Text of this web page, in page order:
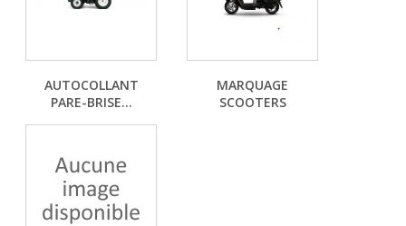
AUTOCOLLANT
PARE-BRISE...
MARQUAGE
SCOOTERS